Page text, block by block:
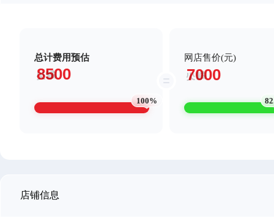
总计费用预估
100%
网店售价(元)
店铺信息